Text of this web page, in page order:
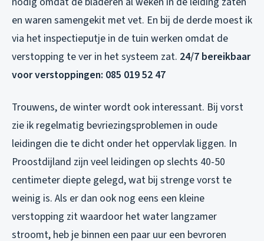
en waren samengekit met vet. En bij de derde moest ik
via het inspectieputje in de tuin werken omdat de
verstopping te ver in het systeem zat. 24/7 bereikbaar
voor verstoppingen: 085 019 52 47
Trouwens, de winter wordt ook interessant. Bij vorst
zie ik regelmatig bevriezingsproblemen in oude
leidingen die te dicht onder het oppervlak liggen. In
Proostdijland zijn veel leidingen op slechts 40-50
centimeter diepte gelegd, wat bij strenge vorst te
weinig is. Als er dan ook nog eens een kleine
verstopping zit waardoor het water langzamer
stroomt, heb je binnen een paar uur een bevroren